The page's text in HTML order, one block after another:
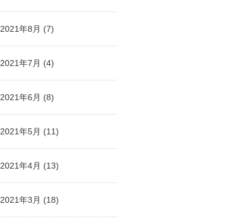
2021年8月 (7)
2021年7月 (4)
2021年6月 (8)
2021年5月 (11)
2021年4月 (13)
2021年3月 (18)